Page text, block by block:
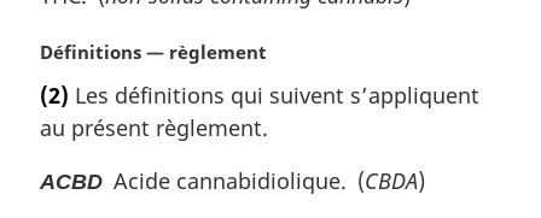
N
t
e
a
Définitions — règlement
(2) Les définitions qui suivent s’appliquent
au présent règlement.
ACBD Acide cannabidiolique. (CBDA)